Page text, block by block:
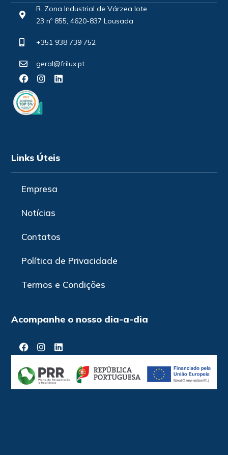
R. Zona Industrial de Várzea lote
23 nº 855, 4620-837 Lousada
+351 938 739 752
geral@frilux.pt
Links Úteis
Empresa
Notícias
Contatos
Política de Privacidade
Termos e Condições
Acompanhe o nosso dia-a-dia